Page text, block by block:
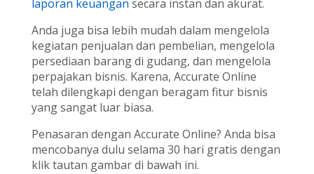
laporan keuangan secara instan dan akurat.
Anda juga bisa lebih mudah dalam mengelola
kegiatan penjualan dan pembelian, mengelola
persediaan barang di gudang, dan mengelola
perpajakan bisnis. Karena, Accurate Online
telah dilengkapi dengan beragam fitur bisnis
yang sangat luar biasa.
Penasaran dengan Accurate Online? Anda bisa
mencobanya dulu selama 30 hari gratis dengan
klik tautan gambar di bawah ini.